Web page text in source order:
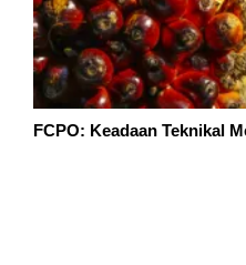
FCPO: Keadaan Teknikal